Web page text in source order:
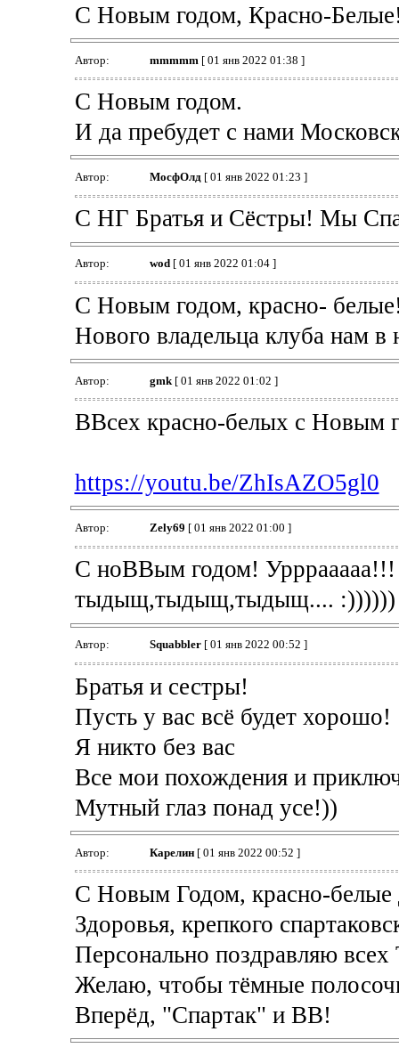
С Новым годом, Красно-
Автор: mmmmm [ 01 янв 2022 01:38 ]
С Новым годом.
И да пребудет с нами
Автор: МосфОлд[ 01 янв 2022 01:23 ]
С НГ Братья и Сёстры! Мы
Автор: wod[ 01 янв 2022 01:04 ]
С Новым годом, красно-
Нового владельца клуба нам
Автор: gmk[ 01 янв 2022 01:02 ]
ВВсех красно-белых с Новым
https://youtu.be/ZhIsAZO5gl0
Автор: Zely69 [ 01 янв 2022 01:00 ]
С ноВВым годом! Урррааааа!!!
тыдыщ,тыдыщ,тыдыщ.... :))))))
Автор: Squabbler[ 01 янв 2022 00:52 ]
Братья и сестры!
Пусть у вас всё будет хорошо!
Я никто без вас
Все мои похождения и
Мутный глаз понад усе!))
Автор: Карелин[ 01 янв 2022 00:52 ]
С Новым Годом, красно-белые
Здоровья, крепкого
Персонально поздравляю
Желаю, чтобы тёмные
Вперёд, "Спартак" и ВВ!